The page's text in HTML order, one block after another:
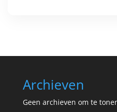
Archieven
Geen archieven om te